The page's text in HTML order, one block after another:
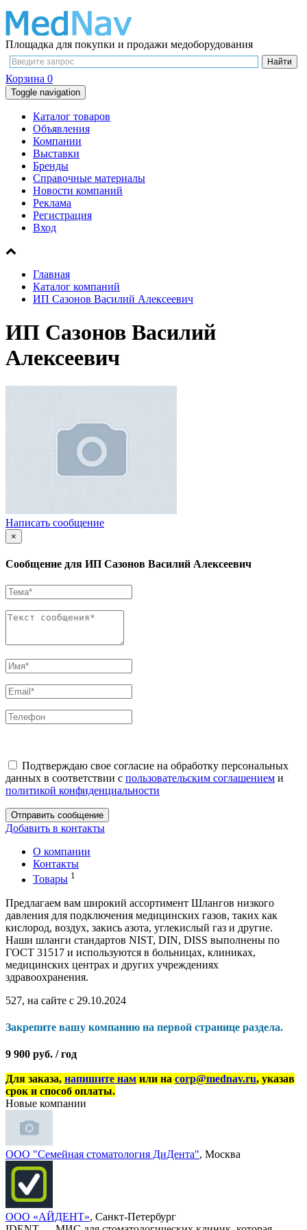
Площадка для покупки и продажи медоборудования
Корзина 0
Toggle navigation
Каталог товаров
Объявления
Компании
Выставки
Бренды
Справочные материалы
Новости компаний
Реклама
Регистрация
Вход
Главная
Каталог компаний
ИП Сазонов Василий Алексеевич
ИП Сазонов Василий
Алексеевич
Написать сообщение
×
Сообщение для ИП Сазонов Василий Алексеевич
Подтверждаю свое согласие на обработку персональных
данных в соответствии с пользовательским соглашением и
политикой конфиденциальности
Отправить сообщение
Добавить в контакты
О компании
Контакты
Товары 1
Предлагаем вам широкий ассортимент Шлангов низкого
давления для подключения медицинских газов, таких как
кислород, воздух, закись азота, углекислый газ и другие.
Наши шланги стандартов NIST, DIN, DISS выполнены по
ГОСТ 31517 и используются в больницах, клиниках,
медицинских центрах и других учреждениях
здравоохранения.
527, на сайте с 29.10.2024
Закрепите вашу компанию на первой странице раздела.
9 900 руб. / год
Для заказа, напишите нам или на corp@mednav.ru, указав
срок и способ оплаты.
Новые компании
ООО "Семейная стоматология ДиДента", Москва
ООО «АЙДЕНТ», Санкт-Петербург